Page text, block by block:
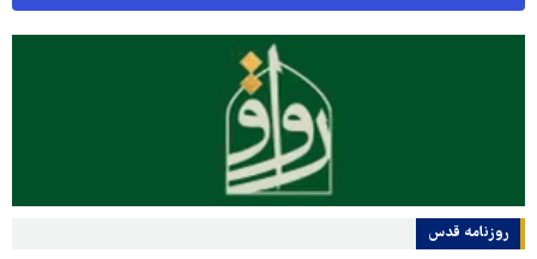
روزنامه قدس